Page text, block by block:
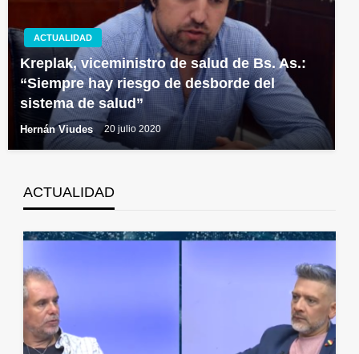
ACTUALIDAD
Kreplak, viceministro de salud de Bs. As.:
“Siempre hay riesgo de desborde del
sistema de salud”
Hernán Viudes 20 julio 2020
ACTUALIDAD